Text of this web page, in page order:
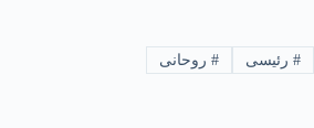
#رئیسی #روحانی